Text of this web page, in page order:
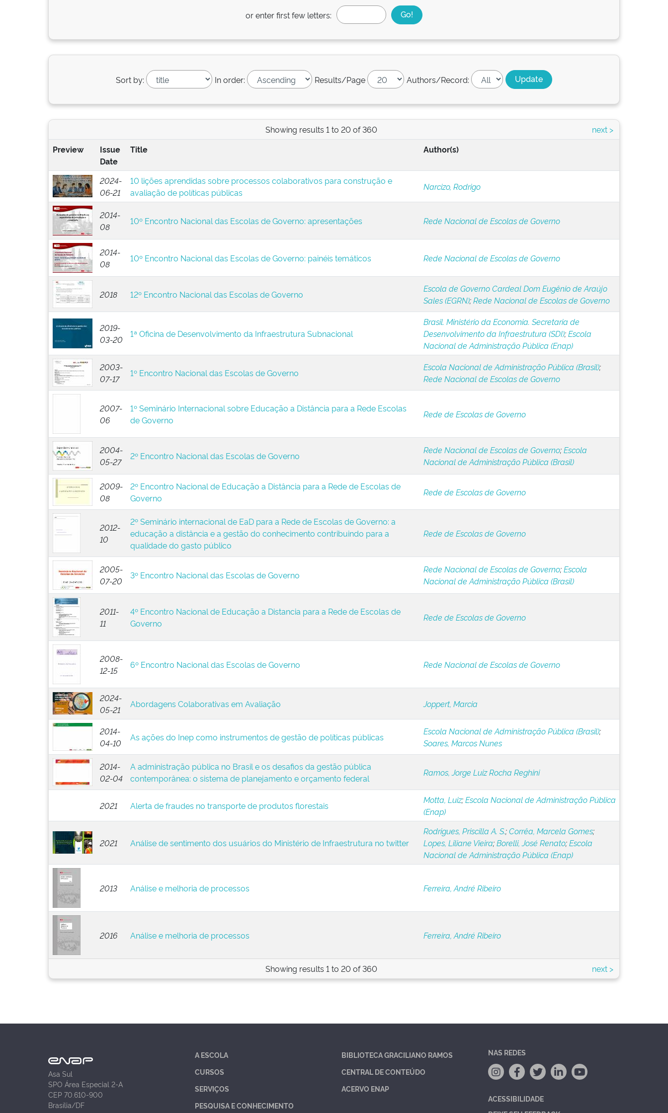
or enter first few letters:
Sort by: In order: Results/Page Authors/Record:
Showing results 1 to 20 of 360
next >
Preview
Issue
Date
Title Author(s)
2024-
06-21
10 lições aprendidas sobre processos colaborativos para construção e
avaliação de políticas públicas
Narcizo, Rodrigo
2014-
08
10º Encontro Nacional das Escolas de Governo: apresentações Rede Nacional de Escolas de Governo
2014-
08
10º Encontro Nacional das Escolas de Governo: painéis temáticos Rede Nacional de Escolas de Governo
2018 12º Encontro Nacional das Escolas de Governo
Escola de Governo Cardeal Dom Eugênio de Araújo
Sales (EGRN);Rede Nacional de Escolas de Governo
2019-
03-20
1ª Oficina de Desenvolvimento da Infraestrutura Subnacional
Brasil. Ministério da Economia. Secretaria de
Desenvolvimento da Infraestrutura (SDI);Escola
Nacional de Administração Pública (Enap)
2003-
07-17
1º Encontro Nacional das Escolas de Governo
Escola Nacional de Administração Pública (Brasil);
Rede Nacional de Escolas de Governo
2007-
06
1º Seminário Internacional sobre Educação a Distância para a Rede Escolas
de Governo
Rede de Escolas de Governo
2004-
05-27
2º Encontro Nacional das Escolas de Governo
Rede Nacional de Escolas de Governo;Escola
Nacional de Administração Pública (Brasil)
2009-
08
2º Encontro Nacional de Educação a Distância para a Rede de Escolas de
Governo
Rede de Escolas de Governo
2012-
10
2º Seminário internacional de EaD para a Rede de Escolas de Governo: a
educação a distância e a gestão do conhecimento contribuindo para a
qualidade do gasto público
Rede de Escolas de Governo
2005-
07-20
3º Encontro Nacional das Escolas de Governo
Rede Nacional de Escolas de Governo;Escola
Nacional de Administração Pública (Brasil)
2011-
11
4º Encontro Nacional de Educação a Distancia para a Rede de Escolas de
Governo
Rede de Escolas de Governo
2008-
12-15
6º Encontro Nacional das Escolas de Governo Rede Nacional de Escolas de Governo
2024-
05-21
Abordagens Colaborativas em Avaliação Joppert, Marcia
2014-
04-10
As ações do Inep como instrumentos de gestão de políticas públicas
Escola Nacional de Administração Pública (Brasil);
Soares, Marcos Nunes
2014-
02-04
A administração pública no Brasil e os desafios da gestão pública
contemporânea: o sistema de planejamento e orçamento federal
Ramos, Jorge Luiz Rocha Reghini
2021 Alerta de fraudes no transporte de produtos florestais
Motta, Luiz;Escola Nacional de Administração Pública
(Enap)
2021 Análise de sentimento dos usuários do Ministério de Infraestrutura no twitter
Rodrigues, Priscilla A. S.;Corrêa, Marcela Gomes;
Lopes, Liliane Vieira;Borelli, José Renato;Escola
Nacional de Administração Pública (Enap)
2013 Análise e melhoria de processos Ferreira, André Ribeiro
2016 Análise e melhoria de processos Ferreira, André Ribeiro
Showing results 1 to 20 of 360 next >
Asa Sul
SPO Área Especial 2-A
CEP 70.610-900
Brasília/DF
A ESCOLA
CURSOS
SERVIÇOS
PESQUISA E CONHECIMENTO
BIBLIOTECA GRACILIANO RAMOS
CENTRAL DE CONTEÚDO
ACERVO ENAP
NAS REDES
ACESSIBILIDADE